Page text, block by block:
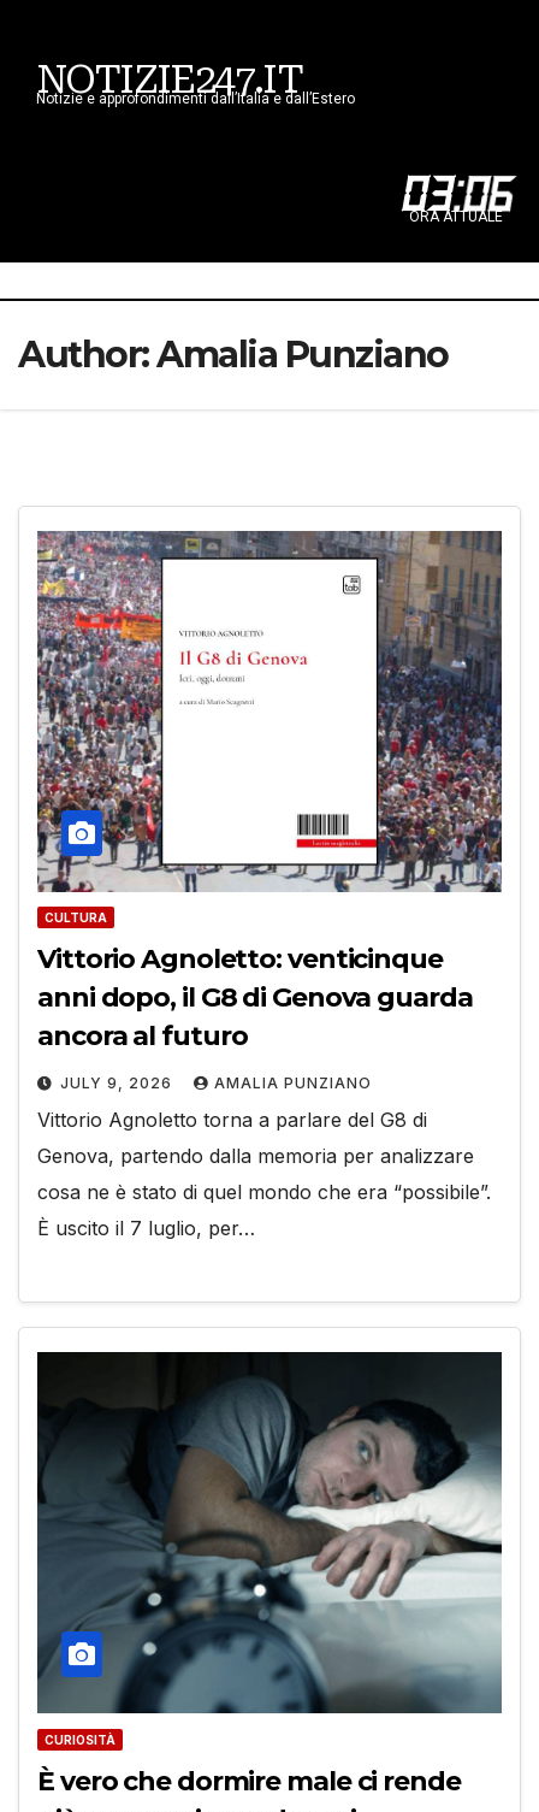
NOTIZIE247.IT
Notizie e approfondimenti dall’Italia e dall’Estero
03:06
ORA ATTUALE
Author:Amalia Punziano
CULTURA
Vittorio Agnoletto: venticinque
anni dopo, il G8 di Genova guarda
ancora al futuro
JULY 9, 2026 AMALIA PUNZIANO
Vittorio Agnoletto torna a parlare del G8 di
Genova, partendo dalla memoria per analizzare
cosa ne è stato di quel mondo che era “possibile”.
È uscito il 7 luglio, per…
CURIOSITÀ
È vero che dormire male ci rende